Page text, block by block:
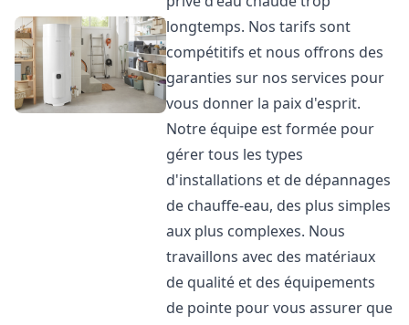
longtemps. Nos tarifs sont
compétitifs et nous offrons des
garanties sur nos services pour
vous donner la paix d'esprit.
Notre équipe est formée pour
gérer tous les types
d'installations et de dépannages
de chauffe-eau, des plus simples
aux plus complexes. Nous
travaillons avec des matériaux
de qualité et des équipements
de pointe pour vous assurer que